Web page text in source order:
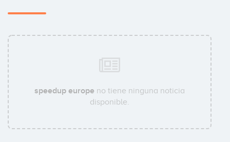
speedup europe no tiene ninguna noticia
disponible.